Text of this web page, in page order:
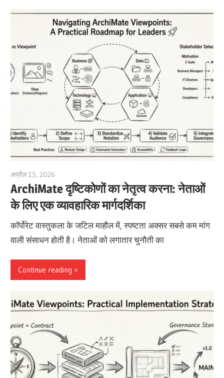
अप्रैल 15, 2026
ArchiMate दृष्टिकोणों का नेतृत्व करना: नेताओं
के लिए एक व्यावहारिक मार्गदर्शिका
कॉर्पोरेट वास्तुकला के जटिल माहौल में, स्पष्टता अक्सर सबसे कम मांग
वाली संसाधन होती है। नेताओं को लगातार चुनौती का
Continue reading